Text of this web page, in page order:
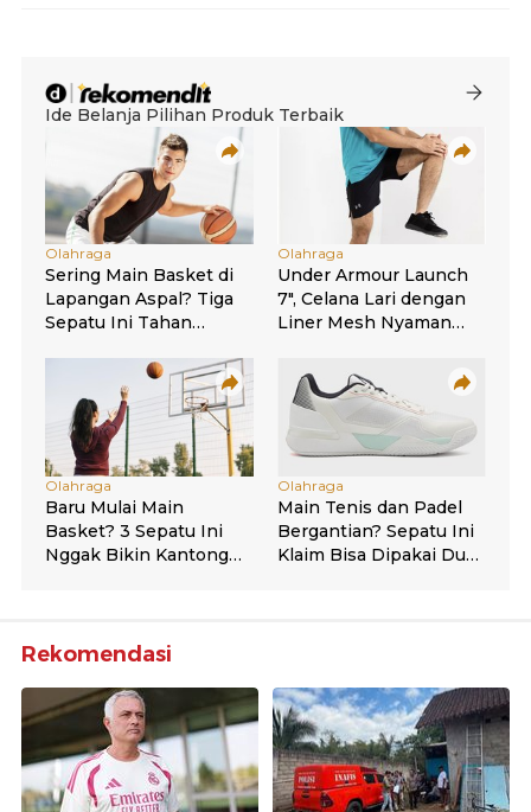
Rekomendasi